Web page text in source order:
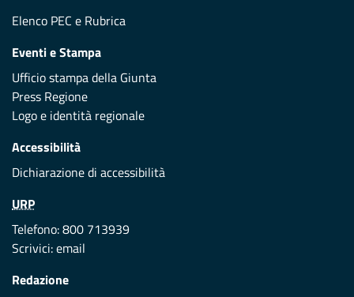
Elenco PEC e Rubrica
Eventi e Stampa
Ufficio stampa della Giunta
Press Regione
Logo e identità regionale
Accessibilità
Dichiarazione di accessibilità
URP
Telefono: 800 713939
Scrivici:email
Redazione